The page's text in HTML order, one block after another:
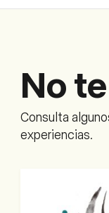
No
Consulta
experiencias.